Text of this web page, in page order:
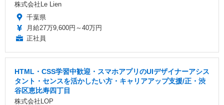
株式会社Le Lien
千葉県
月給27万9,600円～40万円
正社員
HTML・CSS学習中歓迎・スマホアプリのUIデザイナーアシス
タント・センスを活かしたい方・キャリアアップ支援/正・渋
谷区恵比寿四丁目
株式会社LOP